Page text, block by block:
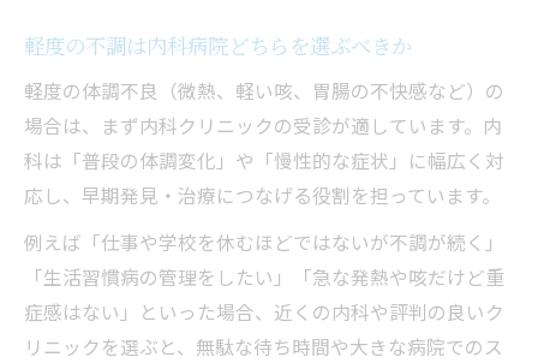
軽度の不調は内科病院どちらを選ぶべきか
軽度の体調不良（微熱、軽い咳、胃腸の不快感など）の
場合は、まず内科クリニックの受診が適しています。内
科は「普段の体調変化」や「慢性的な症状」に幅広く対
応し、早期発見・治療につなげる役割を担っています。
例えば「仕事や学校を休むほどではないが不調が続く」
「生活習慣病の管理をしたい」「急な発熱や咳だけど重
症感はない」といった場合、近くの内科や評判の良いク
リニックを選ぶと、無駄な待ち時間や大きな病院でのス